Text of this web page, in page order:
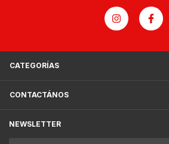
CATEGORÍAS
CONTACTÁNOS
NEWSLETTER